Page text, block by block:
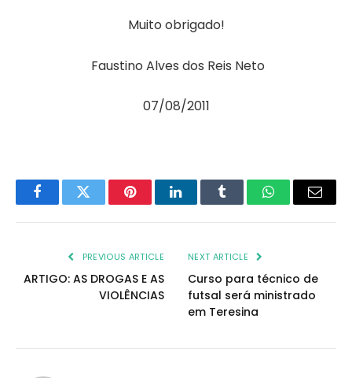
Muito obrigado!
Faustino Alves dos Reis Neto
07/08/2011
FacebookTwitter PinterestLinkedInTumblr WhatsAppEmail
PREVIOUS ARTICLE
ARTIGO: AS DROGAS E AS
VIOLÊNCIAS
NEXT ARTICLE
Curso para técnico de
futsal será ministrado
em Teresina